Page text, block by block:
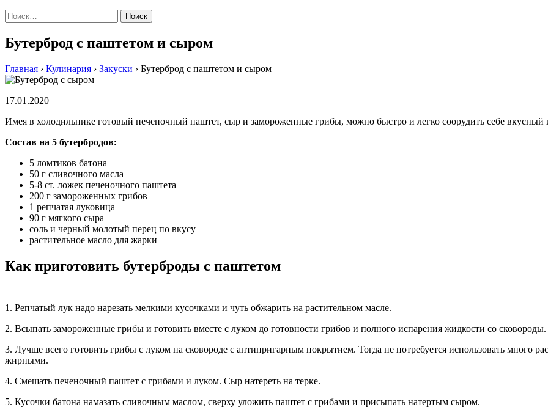
Найти:
Бутерброд с паштетом и сыром
Главная › Кулинария › Закуски › Бутерброд с паштетом и сыром
17.01.2020
Имея в холодильнике готовый печеночный паштет, сыр и замороженные грибы, можно быстро и легко соорудить себе вкусный
Состав на 5 бутербродов:
5 ломтиков батона
50 г сливочного масла
5-8 ст. ложек печеночного паштета
200 г замороженных грибов
1 репчатая луковица
90 г мягкого сыра
соль и черный молотый перец по вкусу
растительное масло для жарки
Как приготовить бутерброды с паштетом
1. Репчатый лук надо нарезать мелкими кусочками и чуть обжарить на растительном масле.
2. Всыпать замороженные грибы и готовить вместе с луком до готовности грибов и полного испарения жидкости со
3. Лучше всего готовить грибы с луком на сковороде с антипригарным покрытием. Тогда не потребуется использовать много
жирными.
4. Смешать печеночный паштет с грибами и луком. Сыр натереть на терке.
5. Кусочки батона намазать сливочным маслом, сверху уложить паштет с грибами и присыпать натертым сыром.